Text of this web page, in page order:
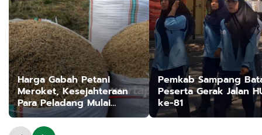
Harga Gabah Petani
Meroket, Kesejahteraan
Para Peladang Mulai
Terjamin
Pemkab Sampang
Peserta Gerak Jalan
ke-81